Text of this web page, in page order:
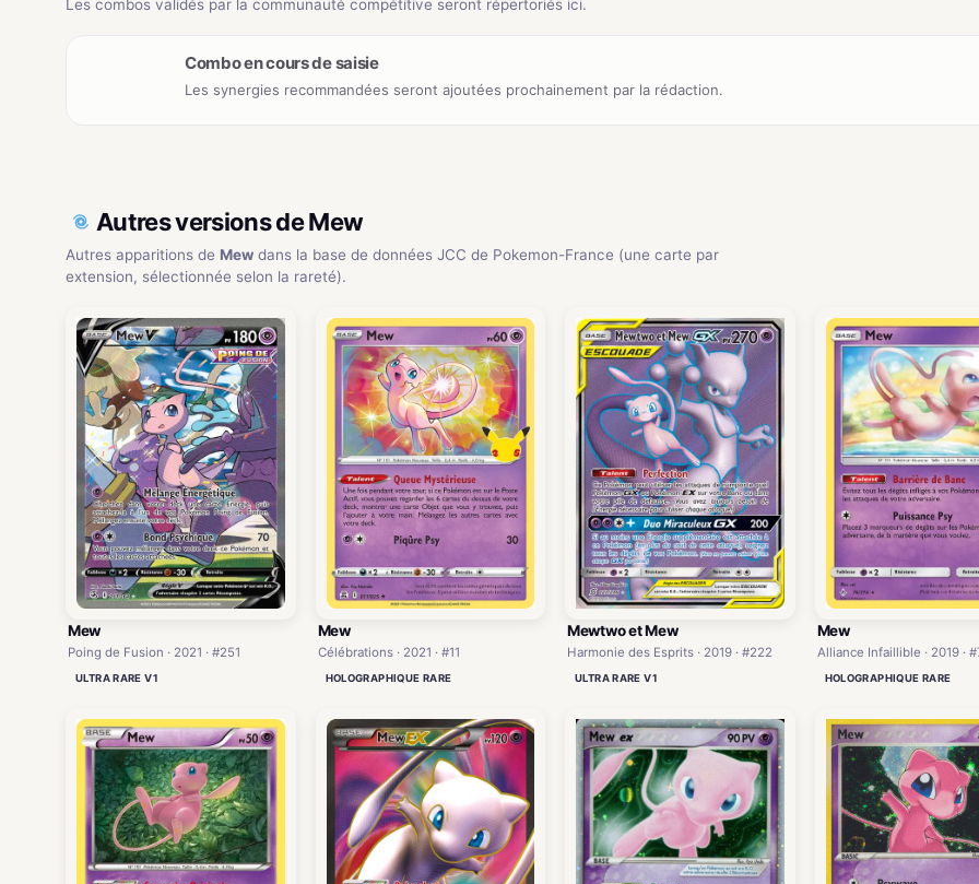
Les combos validés par la communauté compétitive seront répertoriés ici.
Combo en cours de saisie
Les synergies recommandées seront ajoutées prochainement par la rédaction.
Autres versions de Mew
Autres apparitions de Mew dans la base de données JCC de Pokemon-France (une carte par
extension, sélectionnée selon la rareté).
Mew
Poing de Fusion · 2021 · #251
ULTRA RARE V1
Mew
Célébrations · 2021 · #11
HOLOGRAPHIQUE RARE
Mewtwo et Mew
Harmonie des Esprits · 2019 · #222
ULTRA RARE V1
Mew
Alliance Infaillible · 2019 ·
HOLOGRAPHIQUE RARE